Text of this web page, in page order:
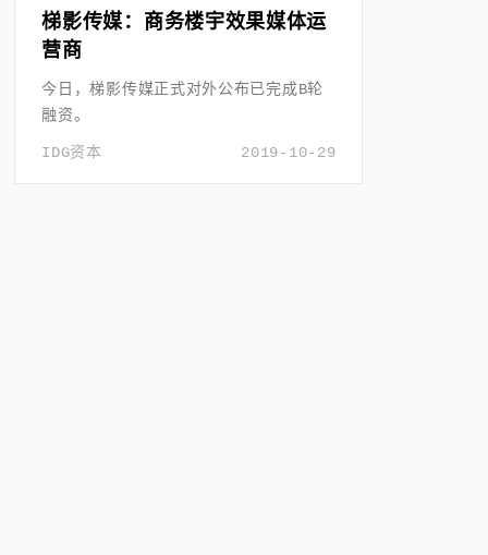
梯影传媒：商务楼宇效果媒体运
营商
今日，梯影传媒正式对外公布已完成B轮
融资。
2019-10-29
IDG资本